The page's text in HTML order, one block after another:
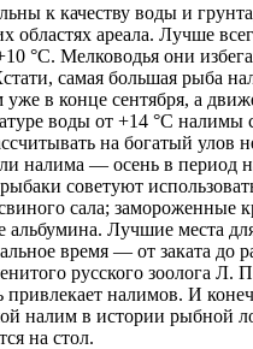
к качеству воды и
областях ареала. Лучше
°C. Мелководья они
самая большая рыба
в конце сентября, а
воды от +14 °C налимы
на богатый улов
налима — осень в период
советуют
сала; замороженные
альбумина. Лучшие места
время — от заката до
русского зоолога Л.
привлекает налимов. И
налим в истории рыбной
на стол.